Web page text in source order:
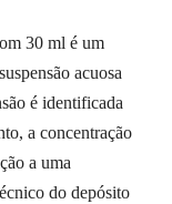
30 ml é um
acuosa
é identificada
a concentração
a uma
do depósito